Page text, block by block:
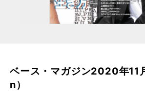
ベース・マガジン2020年11
n）